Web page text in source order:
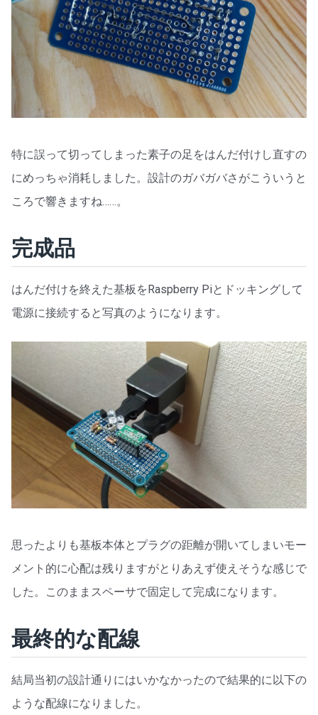
特に誤って切ってしまった素子の足をはんだ付けし直すの
にめっちゃ消耗しました。設計のガバガバさがこういうと
ころで響きますね……。
完成品
はんだ付けを終えた基板をRaspberry Piとドッキングして
電源に接続すると写真のようになります。
思ったよりも基板本体とプラグの距離が開いてしまいモー
メント的に心配は残りますがとりあえず使えそうな感じで
した。このままスペーサで固定して完成になります。
最終的な配線
結局当初の設計通りにはいかなかったので結果的に以下の
ような配線になりました。